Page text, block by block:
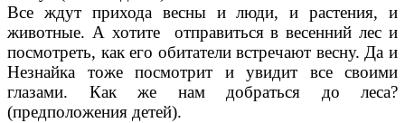
Все ждут прихода весны и люди, и растения, и
животные. А хотите отправиться в весенний лес и
посмотреть, как его обитатели встречают весну. Да и
Незнайка тоже посмотрит и увидит все своими
глазами. Как же нам добраться до леса?
(предположения детей).